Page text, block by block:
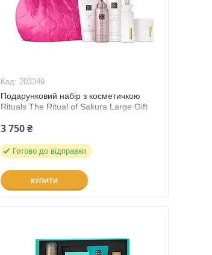
203349
Подарунковий набір з косметичкою
Rituals The Ritual of Sakura Large Gift
3 750 ₴
Готово до відправки
КУПИТИ